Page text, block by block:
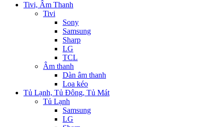
Tivi, Âm Thanh
Tivi
Sony
Samsung
Sharp
LG
TCL
Âm thanh
Dàn âm thanh
Loa kéo
Tủ Lạnh, Tủ Đông, Tủ Mát
Tủ Lạnh
Samsung
LG